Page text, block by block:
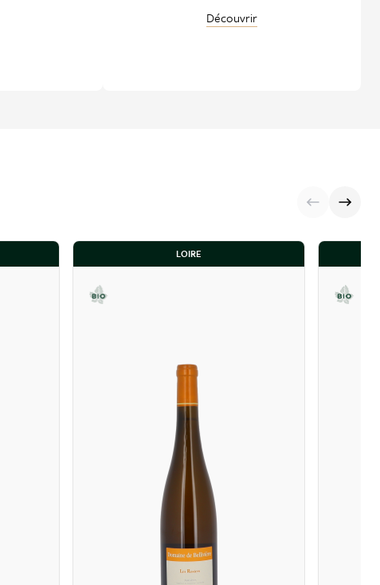
Découvrir
LOIRE